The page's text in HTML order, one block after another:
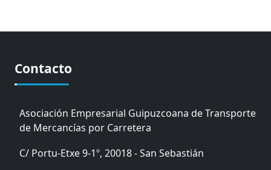
Contacto
Asociación Empresarial Guipuzcoana de Transporte
de Mercancías por Carretera
C/ Portu-Etxe 9-1º, 20018 - San Sebastián